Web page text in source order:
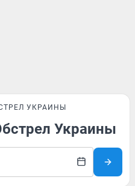
УКРАИНЫ
Украины